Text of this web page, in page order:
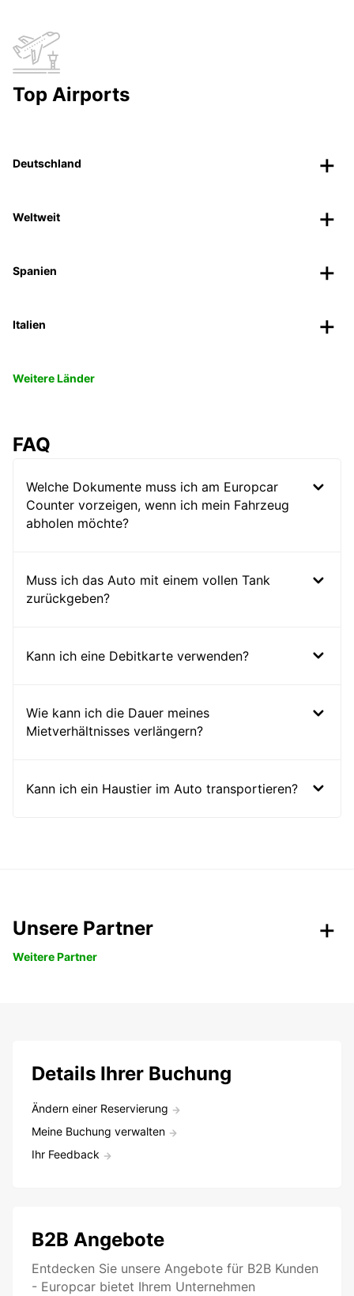
Top Airports
Deutschland
Weltweit
Spanien
Italien
Weitere Länder
FAQ
Welche Dokumente muss ich am Europcar
Counter vorzeigen, wenn ich mein Fahrzeug
abholen möchte?
Muss ich das Auto mit einem vollen Tank
zurückgeben?
Kann ich eine Debitkarte verwenden?
Wie kann ich die Dauer meines
Mietverhältnisses verlängern?
Kann ich ein Haustier im Auto transportieren?
Unsere Partner
Weitere Partner
Details Ihrer Buchung
Ändern einer Reservierung
Meine Buchung verwalten
Ihr Feedback
B2B Angebote
Entdecken Sie unsere Angebote für B2B Kunden
- Europcar bietet Ihrem Unternehmen